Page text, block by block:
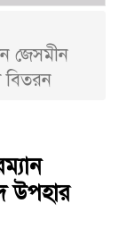
জেসমীন
বিতরন
উপহার